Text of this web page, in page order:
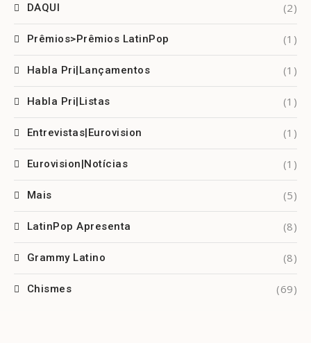
DAQUI (2)
Prêmios>Prêmios LatinPop (1)
Habla Pri|Lançamentos (1)
Habla Pri|Listas (1)
Entrevistas|Eurovision (1)
Eurovision|Notícias (1)
Mais (5)
LatinPop Apresenta (8)
Grammy Latino (8)
Chismes (69)